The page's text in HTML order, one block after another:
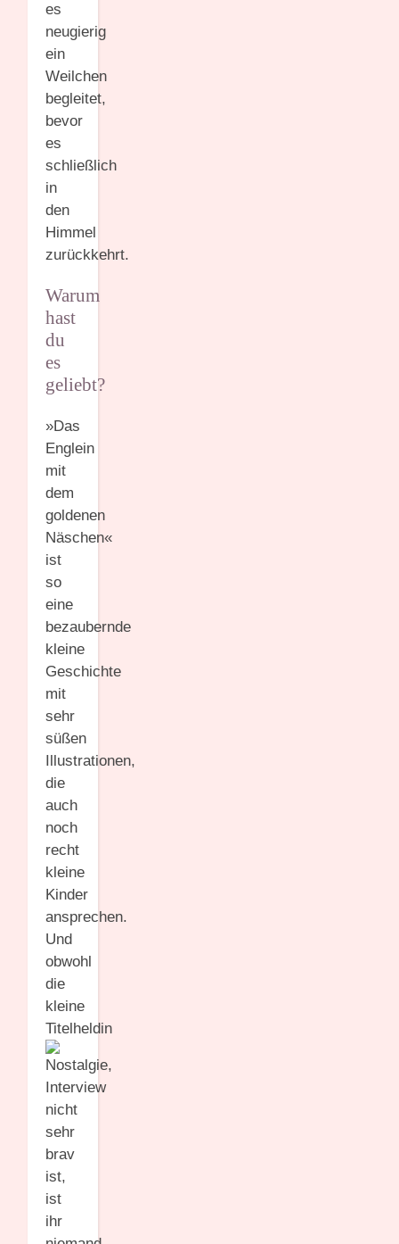
es
neugierig
ein
Weilchen
begleitet,
bevor
es
schließlich
in
den
Himmel
zurückkehrt.
Warum
hast
du
es
geliebt?
»Das
Englein
mit
dem
goldenen
Näschen«
ist
so
eine
bezaubernde
kleine
Geschichte
mit
sehr
süßen
Illustrationen,
die
auch
noch
recht
kleine
Kinder
ansprechen.
Und
obwohl
die
kleine
Titelheldin
nicht
sehr
brav
ist,
ist
ihr